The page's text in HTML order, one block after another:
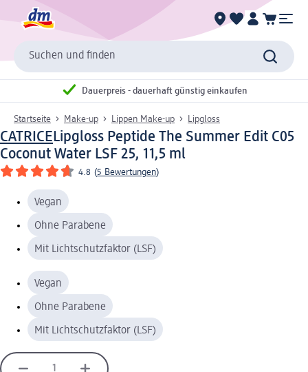
Suchen und finden
Dauerpreis - dauerhaft günstig einkaufen
Startseite Make-up Lippen Make-up Lipgloss
CATRICELipgloss Peptide The Summer Edit C05
Coconut Water LSF 25, 11,5 ml
4.8 (5 Bewertungen)
Vegan
Ohne Parabene
Mit Lichtschutzfaktor (LSF)
Vegan
Ohne Parabene
Mit Lichtschutzfaktor (LSF)